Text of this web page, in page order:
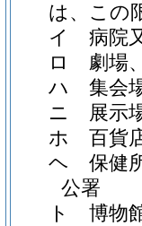
は、この
イ
病院
ロ
劇場
ハ
集会
ニ
展示
ホ
百貨
ヘ
保健
公署
ト
博物